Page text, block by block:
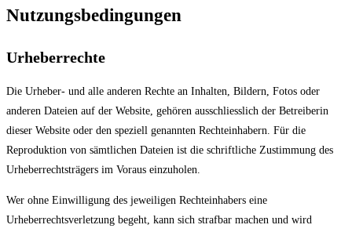
Nutzungsbedingungen
Urheberrechte
Die Urheber- und alle anderen Rechte an Inhalten, Bildern, Fotos oder
anderen Dateien auf der Website, gehören ausschliesslich der Betreiberin
dieser Website oder den speziell genannten Rechteinhabern. Für die
Reproduktion von sämtlichen Dateien ist die schriftliche Zustimmung des
Urheberrechtsträgers im Voraus einzuholen.
Wer ohne Einwilligung des jeweiligen Rechteinhabers eine
Urheberrechtsverletzung begeht, kann sich strafbar machen und wird